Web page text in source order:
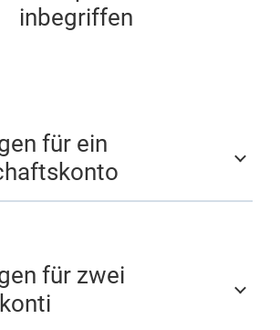
inbegriffen
für ein
für zwei